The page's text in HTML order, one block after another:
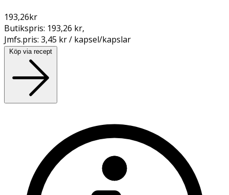
193,26kr
Butikspris: 193,26 kr,
Jmfs.pris: 3,45 kr / kapsel/kapslar
Köp via recept